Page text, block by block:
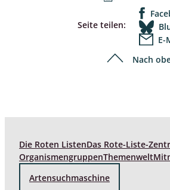
Seite teilen:
E-
Nach
Die Roten ListenDas Rote-Liste-
OrganismengruppenThemenwelt
Artensuchmaschine